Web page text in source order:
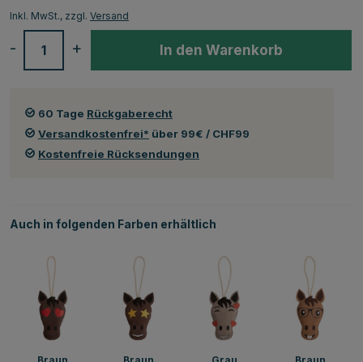
Inkl. MwSt., zzgl. Versand
+
- In den Warenkorb
60 Tage Rückgaberecht
Versandkostenfrei* über 99€ / CHF99
Kostenfreie Rücksendungen
Auch in folgenden Farben erhältlich